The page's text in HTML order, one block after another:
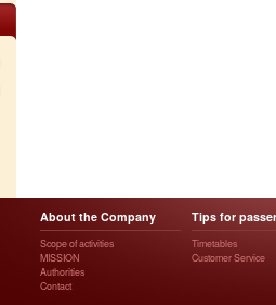
About the Company
Scope of activities
MISSION
Authorities
Contact
Tips for
Timetables
Customer Service